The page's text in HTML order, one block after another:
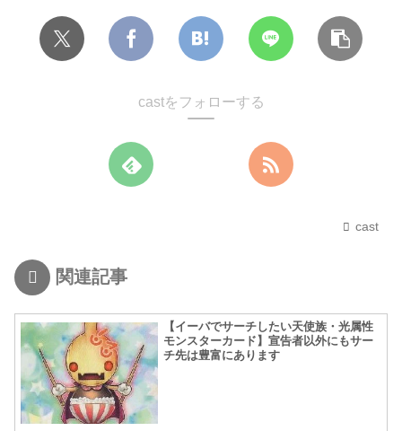
castをフォローする
cast
関連記事
【イーバでサーチしたい天使族・光属性
モンスターカード】宣告者以外にもサー
チ先は豊富にあります